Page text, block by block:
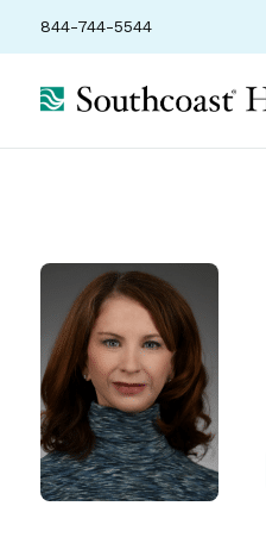
844-744-5544